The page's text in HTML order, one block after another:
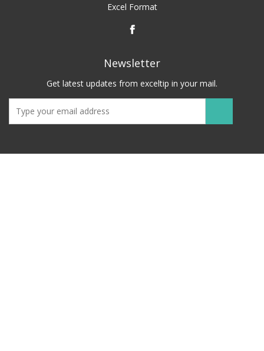
Excel Format
Newsletter
Get latest updates from exceltip in your mail.